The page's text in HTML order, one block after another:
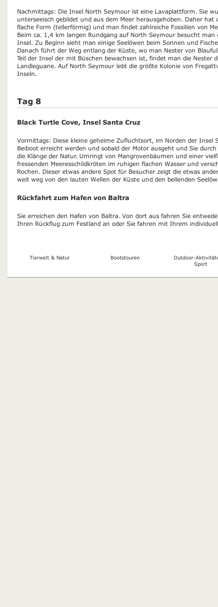
Nachmittags: Die Insel North Seymour ist eine Lavaplattform. Sie
unterseeisch gebildet und aus dem Meer herausgehoben. Daher hat
flache Form (tellerförmig) und man findet zahlreiche Fossilien von
Beim ca. 1,4 km langen Rundgang auf North Seymour besucht man
Insel. Zu Beginn sieht man einige Seelöwen beim Sonnen und
Danach führt der Weg entlang der Küste, wo man Nester von
Teil der Insel der mit Büschen bewachsen ist, findet man die Nester
Landleguane. Auf North Seymour lebt die größte Kolonie von
Inseln.
Tag 8
Black Turtle Cove, Insel Santa Cruz
Vormittags: Diese kleine geheime Zufluchtsort, im Norden der Insel
Beiboot erreicht werden und sobald der Motor ausgeht und Sie
die Klänge der Natur. Umringt von Mangrovenbäumen und einer
fressenden Meeresschildkröten im ruhigen flachen Wasser und
Rochen. Dieser etwas andere Spot für Besucher zeigt die etwas
weit weg von den lauten Wellen der Küste und den bellenden
Rückfahrt zum Hafen von Baltra
Sie erreichen den Hafen von Baltra. Von dort aus fahren Sie
Ihren Rückflug zum Festland an oder Sie fahren mit Ihrem
Tierwelt & Natur Bootstouren
Outdoor-
Sport